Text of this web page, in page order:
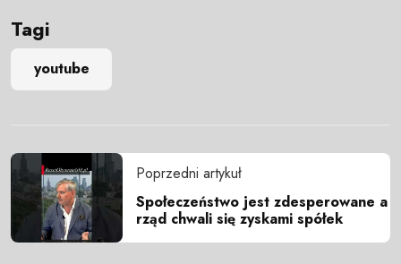
Tagi
youtube
Poprzedni artykuł
Społeczeństwo jest zdesperowane a
rząd chwali się zyskami spółek